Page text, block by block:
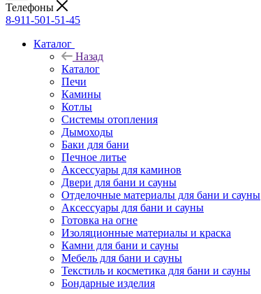
Телефоны
8-911-501-51-45
Каталог
Назад
Каталог
Печи
Камины
Котлы
Системы отопления
Дымоходы
Баки для бани
Печное литье
Аксессуары для каминов
Двери для бани и сауны
Отделочные материалы для бани и сауны
Аксессуары для бани и сауны
Готовка на огне
Изоляционные материалы и краска
Камни для бани и сауны
Мебель для бани и сауны
Текстиль и косметика для бани и сауны
Бондарные изделия